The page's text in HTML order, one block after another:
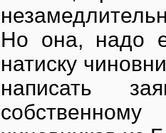
Но она, надо
натиску
написать